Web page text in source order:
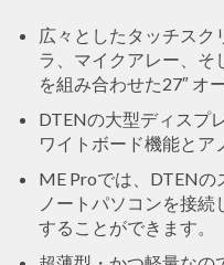
広々としたタッチスク
ラ、マイクアレー、そ
を組み合わせた27″ オ
DTENの大型ディスプ
ワイトボード機能とア
ME Proでは、DTENの
ノートパソコンを接
することができます。